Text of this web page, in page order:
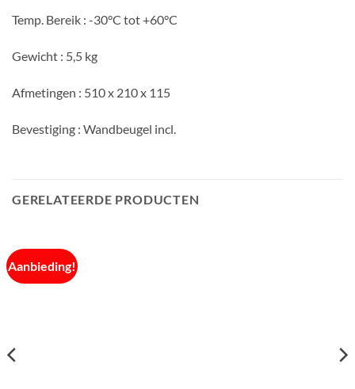
Temp. Bereik : -30°C tot +60°C
Gewicht : 5,5 kg
Afmetingen : 510 x 210 x 115
Bevestiging : Wandbeugel incl.
GERELATEERDE PRODUCTEN
Aanbieding!